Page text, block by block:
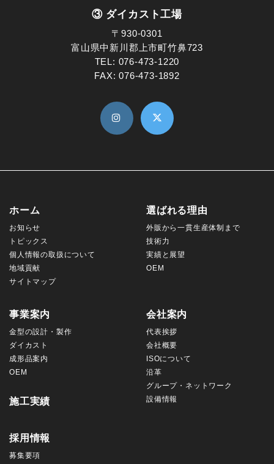
③ ダイカスト工場
〒930-0301
富山県中新川郡上市町竹鼻723
TEL: 076-473-1220
FAX: 076-473-1892
ホーム
お知らせ
トピックス
個人情報の取扱について
地域貢献
サイトマップ
選ばれる理由
外販から一貫生産体制まで
技術力
実績と展望
OEM
事業案内
金型の設計・製作
ダイカスト
成形品案内
OEM
施工実績
会社案内
代表挨拶
会社概要
ISOについて
沿革
グループ・ネットワーク
設備情報
採用情報
募集要項